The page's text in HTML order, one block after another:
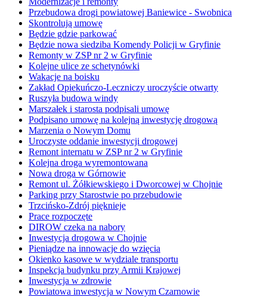
Przebudowa drogi powiatowej Baniewice - Swobnica
Skontrolują umowę
Będzie gdzie parkować
Będzie nowa siedziba Komendy Policji w Gryfinie
Remonty w ZSP nr 2 w Gryfinie
Kolejne ulice ze schetynówki
Wakacje na boisku
Zakład Opiekuńczo-Leczniczy uroczyście otwarty
Ruszyła budowa windy
Marszałek i starosta podpisali umowę
Podpisano umowę na kolejną inwestycję drogową
Marzenia o Nowym Domu
Uroczyste oddanie inwestycji drogowej
Remont internatu w ZSP nr 2 w Gryfinie
Kolejna droga wyremontowana
Nowa droga w Górnowie
Remont ul. Żółkiewskiego i Dworcowej w Chojnie
Parking przy Starostwie po przebudowie
Trzcińsko-Zdrój pięknieje
Prace rozpoczęte
DIROW czeka na nabory
Inwestycja drogowa w Chojnie
Pieniądze na innowacje do wzięcia
Okienko kasowe w wydziale transportu
Inspekcja budynku przy Armii Krajowej
Inwestycja w zdrowie
Powiatowa inwestycja w Nowym Czarnowie